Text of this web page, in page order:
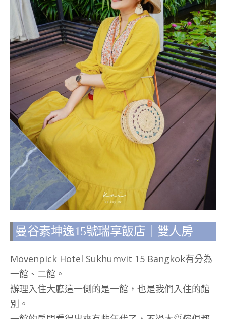
曼谷素坤逸15號瑞享飯店｜雙人房
Mövenpick Hotel Sukhumvit 15 Bangkok有分為
一館、二館。
辦理入住大廳這一側的是一館，也是我們入住的館
別。